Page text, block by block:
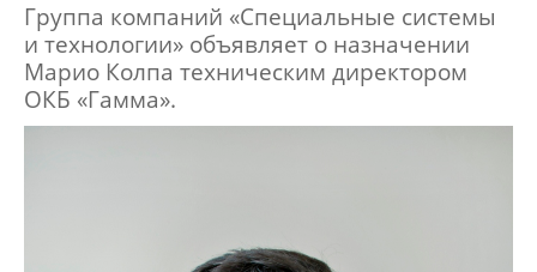
Группа компаний «Специальные системы
и технологии» объявляет о назначении
Марио Колпа техническим директором
ОКБ «Гамма».